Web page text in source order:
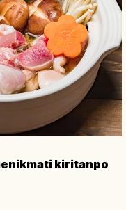
kiritanpo